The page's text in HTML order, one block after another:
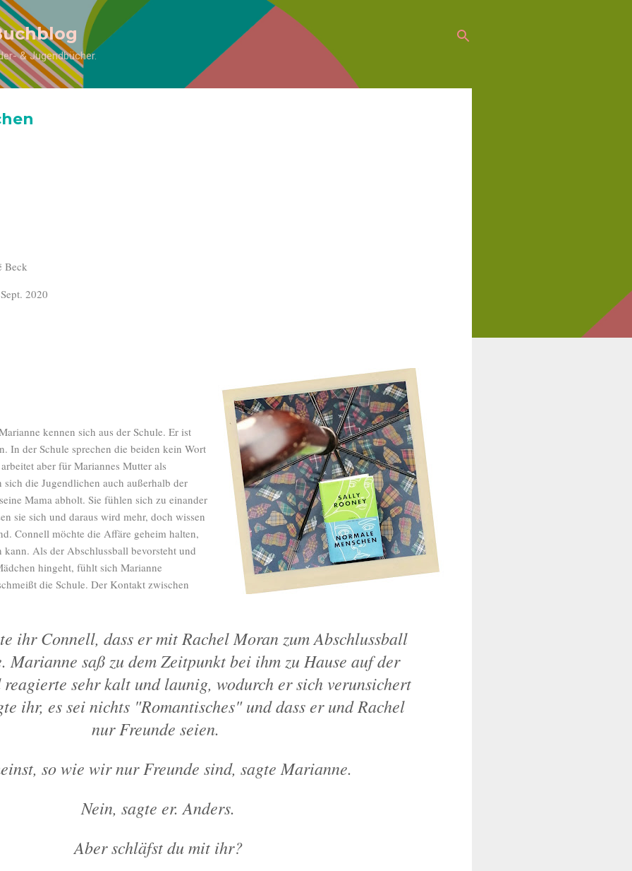
Direkt zum Hauptbereich
& Jugendbücher.
Beck
2020
kennen sich aus der Schule. Er ist
In der Schule sprechen die beiden kein Wort
aber für Mariannes Mutter als
die Jugendlichen auch außerhalb der
Mama abholt. Sie fühlen sich zu einander
sie sich und daraus wird mehr, doch wissen
Connell möchte die Affäre geheim halten,
kann. Als der Abschlussball bevorsteht und
hingeht, fühlt sich Marianne
die Schule. Der Kontakt zwischen
ihr Connell, dass er mit Rachel Moran zum Abschlussball
Marianne saß zu dem Zeitpunkt bei ihm zu Hause auf der
sehr kalt und launig, wodurch er sich verunsichert
ihr, es sei nichts "Romantisches" und dass er und Rachel
nur Freunde seien.
so wie wir nur Freunde sind, sagte Marianne.
Nein, sagte er. Anders.
Aber schläfst du mit ihr?